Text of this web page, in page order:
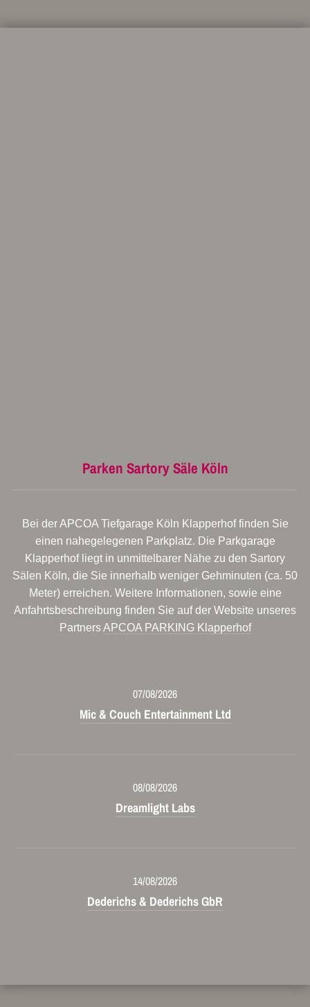
Parken Sartory Säle Köln
Bei der APCOA Tiefgarage Köln Klapperhof finden Sie
einen nahegelegenen Parkplatz. Die Parkgarage
Klapperhof liegt in unmittelbarer Nähe zu den Sartory
Sälen Köln, die Sie innerhalb weniger Gehminuten (ca. 50
Meter) erreichen. Weitere Informationen, sowie eine
Anfahrtsbeschreibung finden Sie auf der Website unseres
PartnersAPCOA PARKING Klapperhof
07/08/2026
Mic & Couch Entertainment Ltd
08/08/2026
Dreamlight Labs
14/08/2026
Dederichs & Dederichs GbR